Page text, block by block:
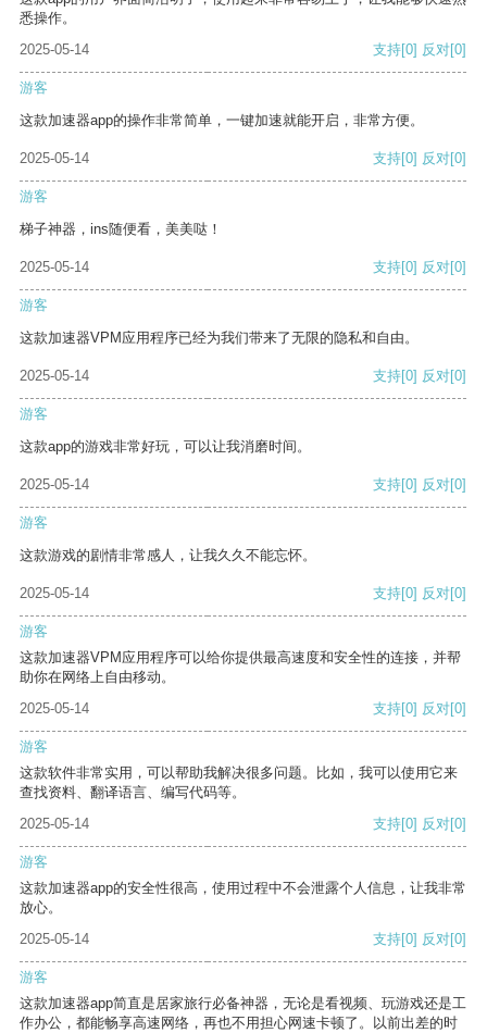
悉操作。
2025-05-14
支持[0] 反对[0]
游客
这款加速器app的操作非常简单，一键加速就能开启，非常方便。
2025-05-14 支持[0] 反对[0]
游客
梯子神器，ins随便看，美美哒！
2025-05-14 支持[0] 反对[0]
游客
这款加速器VPM应用程序已经为我们带来了无限的隐私和自由。
2025-05-14 支持[0] 反对[0]
游客
这款app的游戏非常好玩，可以让我消磨时间。
2025-05-14 支持[0] 反对[0]
游客
这款游戏的剧情非常感人，让我久久不能忘怀。
2025-05-14 支持[0] 反对[0]
游客
这款加速器VPM应用程序可以给你提供最高速度和安全性的连接，并帮
助你在网络上自由移动。
2025-05-14
支持[0] 反对[0]
游客
这款软件非常实用，可以帮助我解决很多问题。比如，我可以使用它来
查找资料、翻译语言、编写代码等。
2025-05-14
支持[0] 反对[0]
游客
这款加速器app的安全性很高，使用过程中不会泄露个人信息，让我非常
放心。
2025-05-14
支持[0] 反对[0]
游客
这款加速器app简直是居家旅行必备神器，无论是看视频、玩游戏还是工
作办公，都能畅享高速网络，再也不用担心网速卡顿了。以前出差的时